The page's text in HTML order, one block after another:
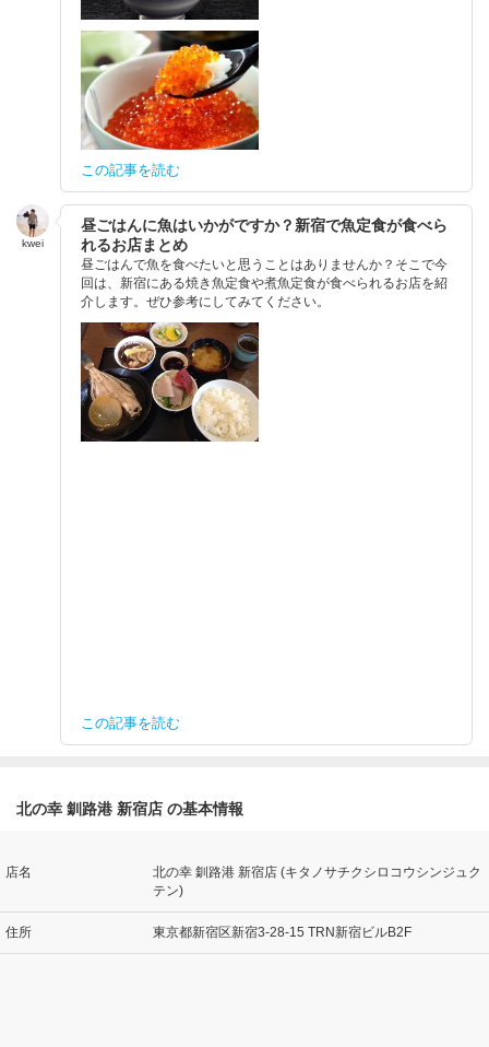
この記事を読む
kwei
昼ごはんに魚はいかがですか？新宿で魚定食が食べら
れるお店まとめ
昼ごはんで魚を食べたいと思うことはありませんか？そこで今
回は、新宿にある焼き魚定食や煮魚定食が食べられるお店を紹
介します。ぜひ参考にしてみてください。
この記事を読む
北の幸 釧路港 新宿店 の基本情報
店名
北の幸 釧路港 新宿店 (キタノサチクシロコウシンジュク
テン)
住所 東京都新宿区新宿3-28-15 TRN新宿ビルB2F